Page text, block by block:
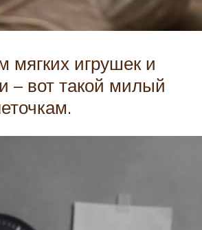
мягких игрушек и
– вот такой милый